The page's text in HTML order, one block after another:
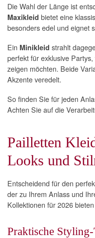
Die Wahl der Länge ist
Maxikleid bietet eine
besonders edel und eignet
Ein Minikleid strahlt
perfekt für exklusive
zeigen möchten. Beide
Akzente veredelt.
So finden Sie für jeden
Achten Sie auf die
Pailletten
Looks und
Entscheidend für den
der zu Ihrem Anlass und
Kollektionen für 2026
Praktische